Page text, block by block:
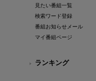
見たい番組一覧
検索ワード登録
番組お知らせメール
マイ番組ページ
ランキング